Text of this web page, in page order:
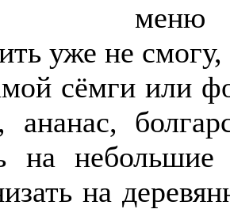
меню
уже не
сёмги или
ананас,
на
на